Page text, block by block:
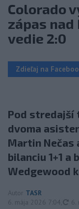
Colorado
zápas
vedie 2:0
Zdieľaj na
Pod stredajší
dvoma
Martin Nečas
bilanciu 1+1 a
Wedgewood
Autor TASR
6. mája 2026 7:04
6.